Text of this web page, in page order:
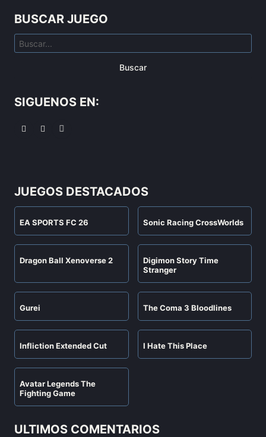
BUSCAR JUEGO
Buscar
SIGUENOS EN:
JUEGOS DESTACADOS
EA SPORTS FC 26 Sonic Racing CrossWorlds
Dragon Ball Xenoverse 2
Digimon Story Time
Stranger
Gurei The Coma 3 Bloodlines
Infliction Extended Cut I Hate This Place
Avatar Legends The
Fighting Game
ULTIMOS COMENTARIOS